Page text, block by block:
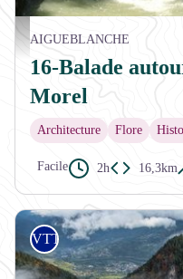
Les cascades du Morel - OTVVA
AIGUEBLANCHE
16-Balade
Morel
Architecture Flore
Facile 2h 16,3km
VTT